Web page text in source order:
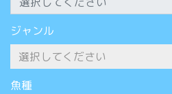
ジャンル
魚種